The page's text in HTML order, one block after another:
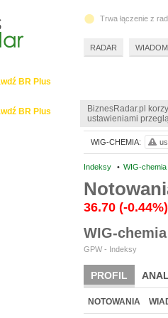
BiznesRadar.pl
ustawieniami
Indeksy • WIG-chemia
36.70 (-0.44%)
WIG-chemia
GPW - Indeksy
PROFIL
NOTOWANIA
WIG-CHEMIA:
BR Plus
BR Plus
Trwa łączenie z
RADAR